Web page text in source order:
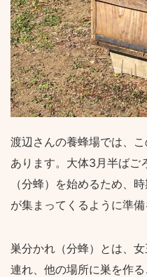
渡辺さんの養蜂場では、
あります。大体3月半ばご
（分蜂）を始めるため、
が集まってくるように準備
巣分かれ（分蜂）とは、
連れ、他の場所に巣を作